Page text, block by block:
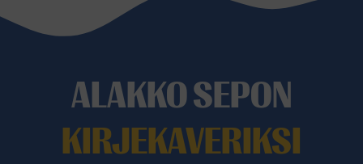
ALAKKO SEPON
KIRJEKAVERIKSI